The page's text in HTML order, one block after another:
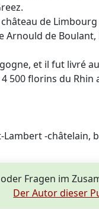
de Limbourg
de
et il fut livré
500 florins du
-
Fragen im
Der Autor dieser